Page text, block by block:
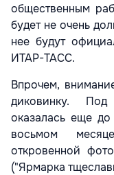
общественным
будет не очень
нее будут
ИТАР-ТАСС.
Впрочем,
диковинку.
оказалась еще
восьмом
откровенной
("Ярмарка